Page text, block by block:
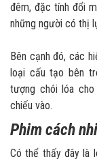
đêm, đặc tính đổi
những người có thị
Bên cạnh đó, các
loại cấu tạo bên
tượng chói lóa
chiếu vào.
Phim cách
Có thể thấy đây là